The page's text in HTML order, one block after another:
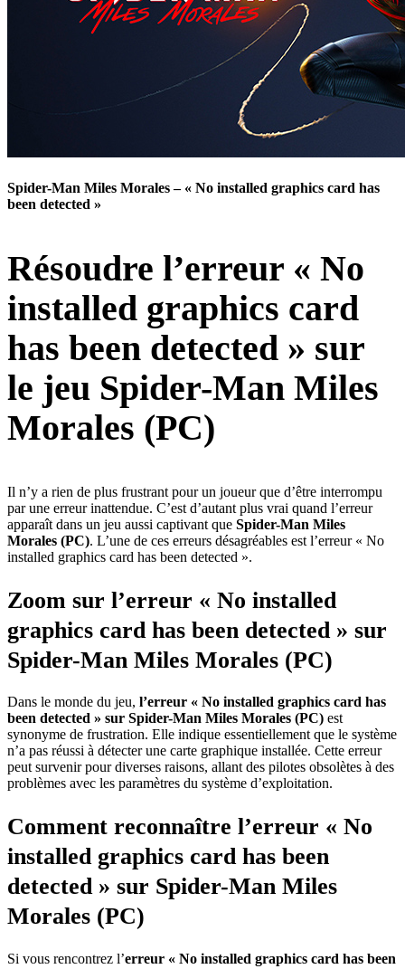
Spider-Man Miles Morales – « No installed graphics card has
been detected »
Résoudre l’erreur « No
installed graphics card
has been detected » sur
le jeu Spider-Man Miles
Morales (PC)
Il n’y a rien de plus frustrant pour un joueur que d’être interrompu
par une erreur inattendue. C’est d’autant plus vrai quand l’erreur
apparaît dans un jeu aussi captivant que Spider-Man Miles
Morales (PC). L’une de ces erreurs désagréables est l’erreur « No
installed graphics card has been detected ».
Zoom sur l’erreur « No installed
graphics card has been detected » sur
Spider-Man Miles Morales (PC)
Dans le monde du jeu, l’erreur « No installed graphics card has
been detected » sur Spider-Man Miles Morales (PC) est
synonyme de frustration. Elle indique essentiellement que le système
n’a pas réussi à détecter une carte graphique installée. Cette erreur
peut survenir pour diverses raisons, allant des pilotes obsolètes à des
problèmes avec les paramètres du système d’exploitation.
Comment reconnaître l’erreur « No
installed graphics card has been
detected » sur Spider-Man Miles
Morales (PC)
Si vous rencontrez l’erreur « No installed graphics card has been